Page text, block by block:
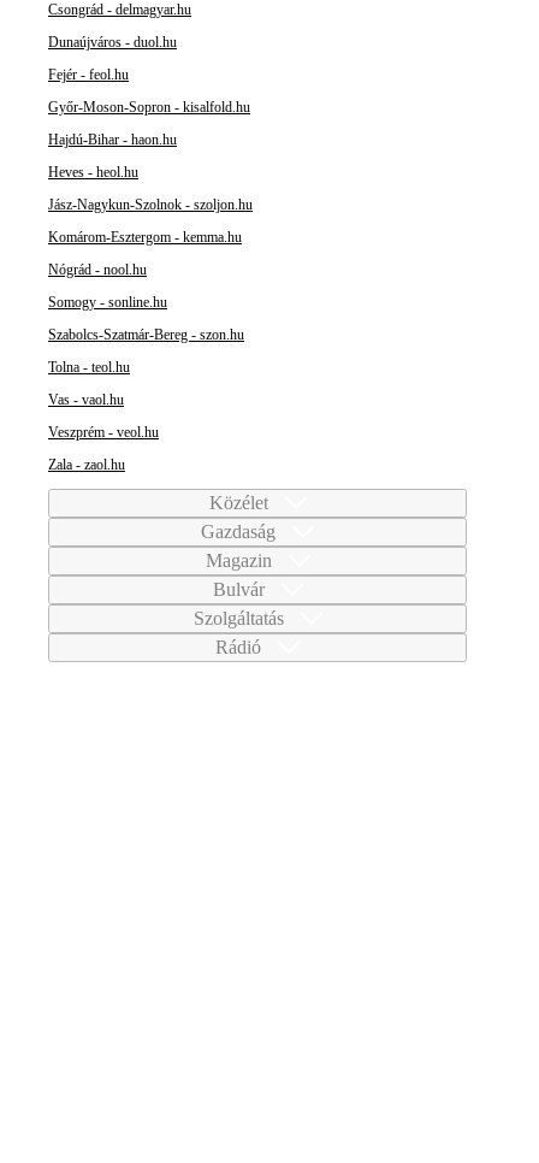
Csongrád - delmagyar.hu
Dunaújváros - duol.hu
Fejér - feol.hu
Győr-Moson-Sopron - kisalfold.hu
Hajdú-Bihar - haon.hu
Heves - heol.hu
Jász-Nagykun-Szolnok - szoljon.hu
Komárom-Esztergom - kemma.hu
Nógrád - nool.hu
Somogy - sonline.hu
Szabolcs-Szatmár-Bereg - szon.hu
Tolna - teol.hu
Vas - vaol.hu
Veszprém - veol.hu
Zala - zaol.hu
Közélet
Gazdaság
Magazin
Bulvár
Szolgáltatás
Rádió